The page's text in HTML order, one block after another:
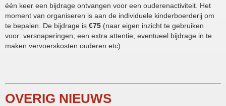
één keer een bijdrage ontvangen voor een ouderenactiviteit. Het
moment van organiseren is aan de individuele kinderboerderij om
te bepalen. De bijdrage is €75 (naar eigen inzicht te gebruiken
voor: versnaperingen; een extra attentie; eventueel bijdrage in te
maken vervoerskosten ouderen etc).
OVERIG NIEUWS